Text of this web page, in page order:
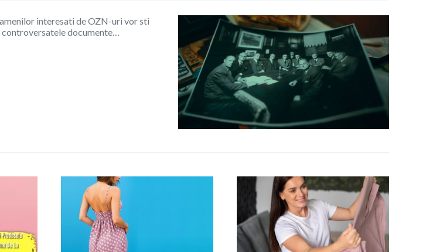
interesati de OZN-uri vor sti
controversatele documente…